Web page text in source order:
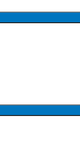
UNTERMENÜ
UNTERMENÜ